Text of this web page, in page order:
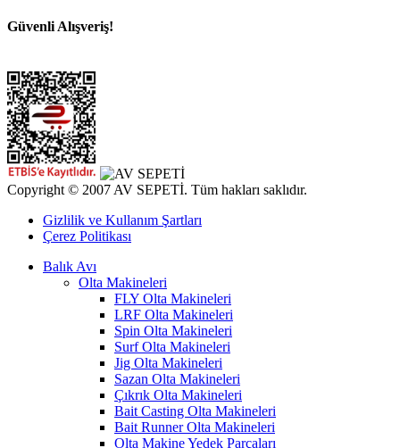
Güvenli Alışveriş!
Copyright © 2007 AV SEPETİ. Tüm hakları saklıdır.
Gizlilik ve Kullanım Şartları
Çerez Politikası
Balık Avı
Olta Makineleri
FLY Olta Makineleri
LRF Olta Makineleri
Spin Olta Makineleri
Surf Olta Makineleri
Jig Olta Makineleri
Sazan Olta Makineleri
Çıkrık Olta Makineleri
Bait Casting Olta Makineleri
Bait Runner Olta Makineleri
Olta Makine Yedek Parçaları